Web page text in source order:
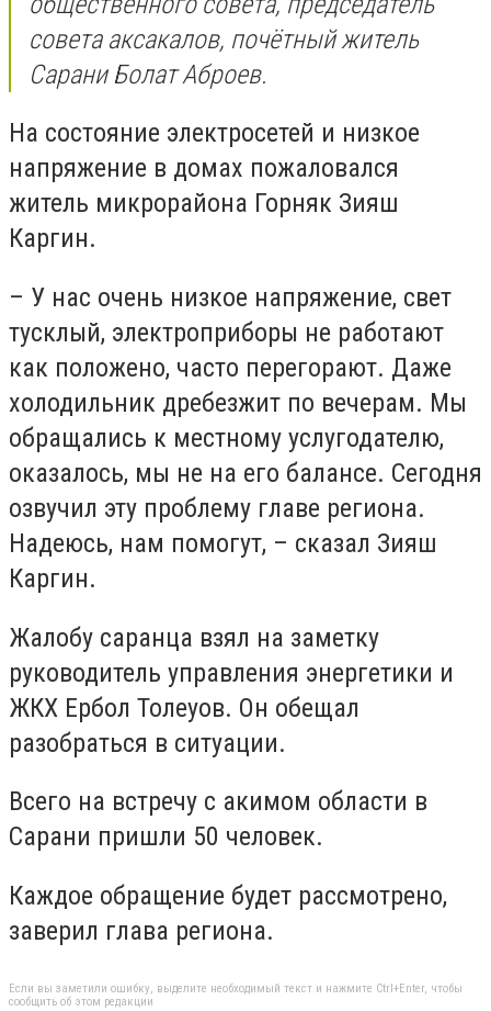
совета аксакалов, почётный житель
Сарани Болат Аброев.
На состояние электросетей и низкое
напряжение в домах пожаловался
житель микрорайона Горняк Зияш
Каргин.
– У нас очень низкое напряжение, свет
тусклый, электроприборы не работают
как положено, часто перегорают. Даже
холодильник дребезжит по вечерам. Мы
обращались к местному услугодателю,
оказалось, мы не на его балансе. Сегодня
озвучил эту проблему главе региона.
Надеюсь, нам помогут, – сказал Зияш
Каргин.
Жалобу саранца взял на заметку
руководитель управления энергетики и
ЖКХ Ербол Толеуов. Он обещал
разобраться в ситуации.
Всего на встречу с акимом области в
Сарани пришли 50 человек.
Каждое обращение будет рассмотрено,
заверил глава региона.
Если вы заметили ошибку, выделите необходимый текст и нажмите Ctrl+Enter, чтобы
сообщить об этом редакции